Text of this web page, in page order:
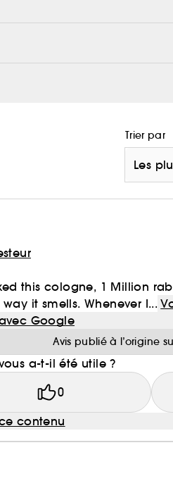
Trier par
Les
this cologne, 1 Million
it smells. Whenever I...
Google
Avis publié à l’origine
a-t-il été utile ?
0
contenu